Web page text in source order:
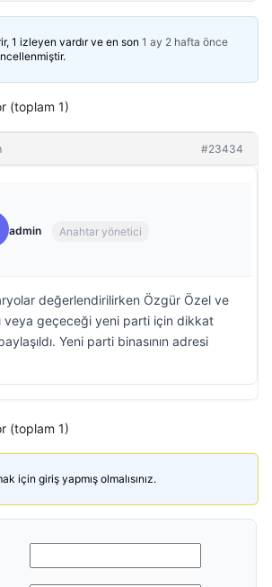
1 izleyen vardır ve en son 1 ay 2 hafta önce
(toplam 1)
#23434
admin Anahtar yönetici
değerlendirilirken Özgür Özel ve
veya geçeceği yeni parti için dikkat
Yeni parti binasının adresi
(toplam 1)
için giriş yapmış olmalısınız.